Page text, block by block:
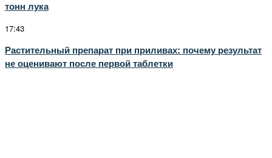
тонн лука
17:43
Растительный препарат при приливах: почему результат
не оценивают после первой таблетки